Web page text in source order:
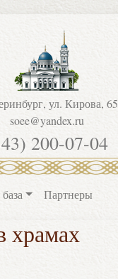
ул. Кирова, 65
soee@yandex.ru
200-07-04
Партнеры
храмах